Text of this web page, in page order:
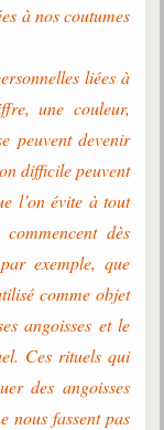
à nos coutumes
liées à
une couleur,
peuvent devenir
difficile peuvent
l’on évite à tout
dès
exemple, que
comme objet
angoisses et le
Ces rituels qui
des angoisses
nous fassent pas